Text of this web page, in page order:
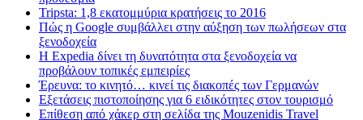
Tripsta: 1,8 εκατομμύρια κρατήσεις το 2016
Πώς η Google συμβάλλει στην αύξηση των πωλήσεων στα
ξενοδοχεία
Η Expedia δίνει τη δυνατότητα στα ξενοδοχεία να
προβάλουν τοπικές εμπειρίες
Έρευνα: το κινητό… κινεί τις διακοπές των Γερμανών
Εξετάσεις πιστοποίησης για 6 ειδικότητες στον τουρισμό
Επίθεση από χάκερ στη σελίδα της Mouzenidis Travel